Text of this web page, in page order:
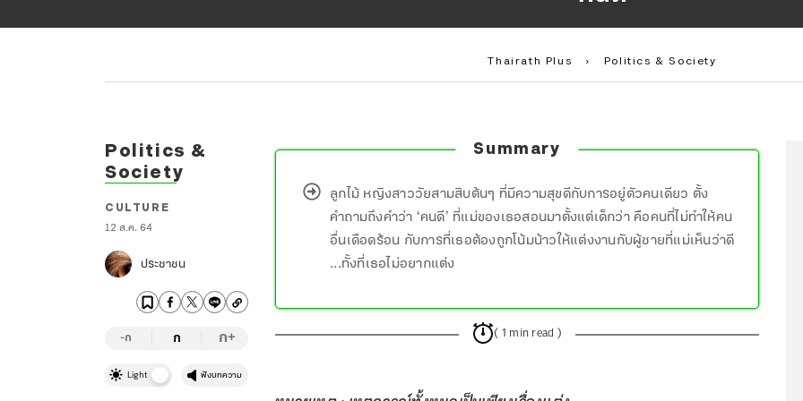
Thairath Plus › Politics & Society
Politics &
Society
CULTURE
12 ส.ค. 64
ประชาชน
-ก ก ก+
Light ฟังบทความ
Summary
ลูกไม้ หญิงสาววัยสามสิบต้นๆ ที่มีความสุขดีกับการอยู่ตัวคนเดียว ตั้ง
คำถามถึงคำว่า ‘คนดี’ ที่แม่ของเธอสอนมาตั้งแต่เด็กว่า คือคนที่ไม่ทำให้คน
อื่นเดือดร้อน กับการที่เธอต้องถูกโน้มน้าวให้แต่งงานกับผู้ชายที่แม่เห็นว่าดี
...ทั้งที่เธอไม่อยากแต่ง
( 1 min read )